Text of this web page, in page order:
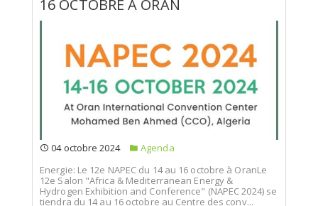
16 OCTOBRE À ORAN
04 octobre 2024
Agenda
Energie: Le 12e NAPEC du 14 au 16 octobre à OranLe
12e Salon "Africa & Mediterranean Energy &
Hydrogen Exhibition and Conference" (NAPEC 2024) se
tiendra du 14 au 16 octobre au Centre des conv...